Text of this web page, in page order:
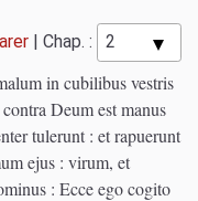
Chap. :
in cubilibus vestris
Deum est manus
tulerunt : et rapuerunt
ejus : virum, et
: Ecce ego cogito